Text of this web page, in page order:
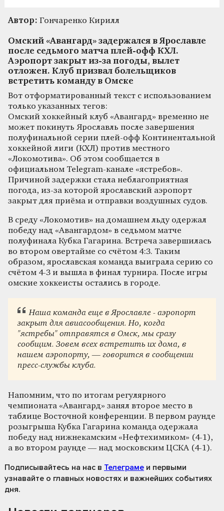
Автор: Гончаренко Кирилл
Омский «Авангард» задержался в Ярославле
после седьмого матча плей-офф КХЛ.
Аэропорт закрыт из-за погоды, вылет
отложен. Клуб призвал болельщиков
встретить команду в Омске
Вот отформатированный текст с использованием
только указанных тегов:
Омский хоккейный клуб «Авангард» временно не
может покинуть Ярославль после завершения
полуфинальной серии плей-офф Континентальной
хоккейной лиги (КХЛ) против местного
«Локомотива». Об этом сообщается в
официальном Telegram-канале «ястребов».
Причиной задержки стала неблагоприятная
погода, из-за которой ярославский аэропорт
закрыт для приёма и отправки воздушных судов.
В среду «Локомотив» на домашнем льду одержал
победу над «Авангардом» в седьмом матче
полуфинала Кубка Гагарина. Встреча завершилась
во втором овертайме со счётом 4:3. Таким
образом, ярославская команда выиграла серию со
счётом 4-3 и вышла в финал турнира. После игры
омские хоккеисты остались в городе.
Наша команда еще в Ярославле - аэропорт
закрыт для авиасообщения. Но, когда
"ястребы" отправятся в Омск, мы сразу
сообщим. Зовем всех встретить их дома, в
нашем аэропорту, — говорится в сообщении
пресс-службы клуба.
Напомним, что по итогам регулярного
чемпионата «Авангард» занял второе место в
таблице Восточной конференции. В первом раунде
розыгрыша Кубка Гагарина команда одержала
победу над нижнекамским «Нефтехимиком» (4-1),
а во втором раунде — над московским ЦСКА (4-1).
Подписывайтесь на нас в Телеграме и первыми
узнавайте о главных новостях и важнейших событиях
дня.